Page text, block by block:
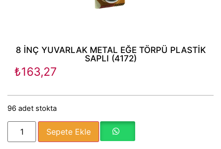
8 İNÇ YUVARLAK METAL EĞE TÖRPÜ PLASTİK
SAPLI (4172)
₺163,27
96 adet stokta
Sepete Ekle